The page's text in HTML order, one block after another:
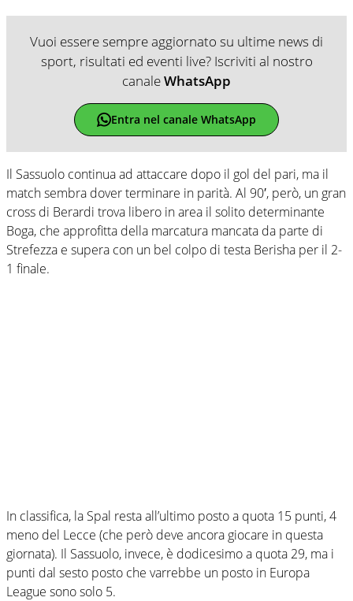
Vuoi essere sempre aggiornato su ultime news di
sport, risultati ed eventi live? Iscriviti al nostro
canaleWhatsApp
Entra nel canale WhatsApp
Il Sassuolo continua ad attaccare dopo il gol del pari, ma il
match sembra dover terminare in parità. Al 90′, però, un gran
cross di Berardi trova libero in area il solito determinante
Boga, che approfitta della marcatura mancata da parte di
Strefezza e supera con un bel colpo di testa Berisha per il 2-
1 finale.
In classifica, la Spal resta all’ultimo posto a quota 15 punti, 4
meno del Lecce (che però deve ancora giocare in questa
giornata). Il Sassuolo, invece, è dodicesimo a quota 29, ma i
punti dal sesto posto che varrebbe un posto in Europa
League sono solo 5.